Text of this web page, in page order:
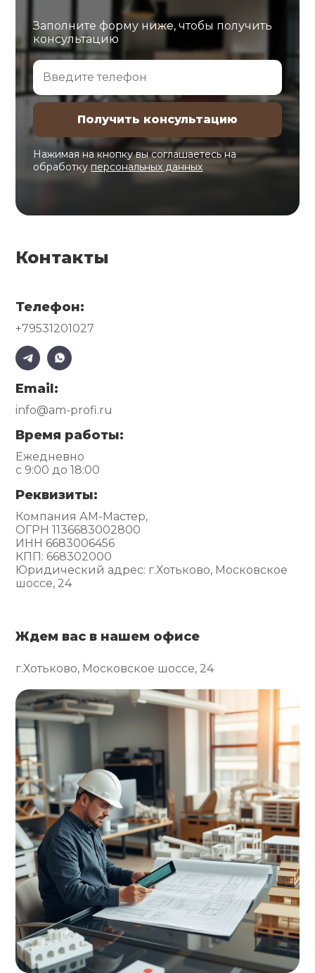
Заполните форму ниже, чтобы получить
консультацию
Нажимая на кнопку вы соглашаетесь на
обработкуперсональных данных
Контакты
Телефон:
+79531201027
Email:
info@am-profi.ru
Время работы:
Ежедневно
с 9:00 до 18:00
Реквизиты:
Компания АМ-Мастер,
ОГРН 1136683002800
ИНН 6683006456
КПП: 668302000
Юридический адрес: г.Хотьково, Московское
шоссе, 24
Ждем вас в нашем офисе
г.Хотьково, Московское шоссе, 24